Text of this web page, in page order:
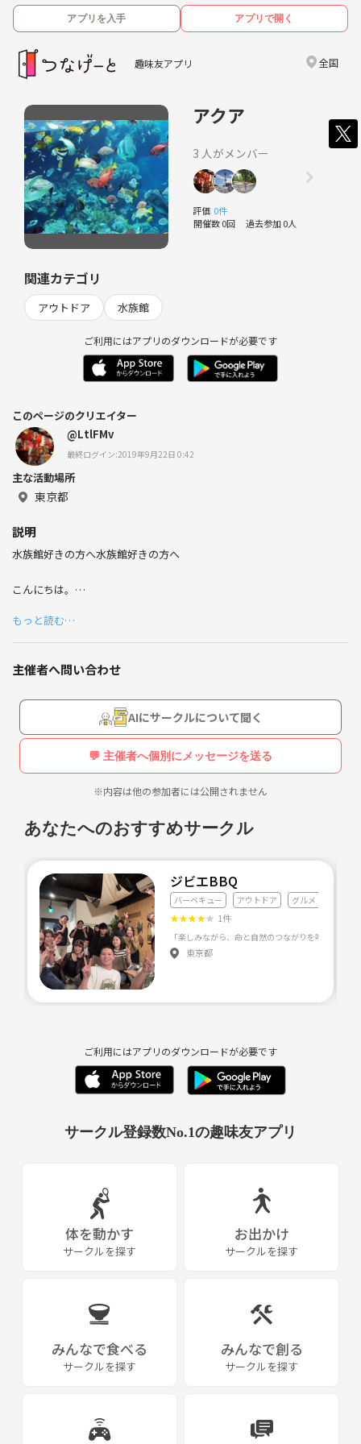
アプリを入手 アプリで開く
趣味友アプリ 全国
アクア
3 人がメンバー
評価 0件
開催数 0回 過去参加 0人
関連カテゴリ
アウトドア 水族館
ご利用にはアプリのダウンロードが必要です
このページのクリエイター
@LtlFMv
最終ログイン:2019年9月22日 0:42
主な活動場所
東京都
説明
水族館好きの方へ水族館好きの方へ
こんにちは。
当サークルでは、水族館へ遊びに行ったり…海に関するイベント（ダイ
ビングやシュノーケル）をどんどん開催していきたいと思います。
興味をお持ちの方、是非一緒にサークルを作っていきましょう！
今回、なるべく年の近しい方同士で集まりたいと思うので20代限定とさ
せてください<(_ _)>
よろしくお願い致します。
もっと読む…
主催者へ問い合わせ
AIにサークルについて聞く
💬 主催者へ個別にメッセージを送る
※内容は他の参加者には公開されません
あなたへのおすすめサークル
ジビエBBQ
バーベキュー アウトドア グルメ・料理全般
★★★★★ 1件
東京都
ご利用にはアプリのダウンロードが必要です
サークル登録数No.1の趣味友アプリ
体を動かす
サークルを探す
お出かけ
サークルを探す
みんなで食べる
サークルを探す
みんなで創る
サークルを探す